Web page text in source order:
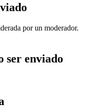
por un moderador.
ser enviado